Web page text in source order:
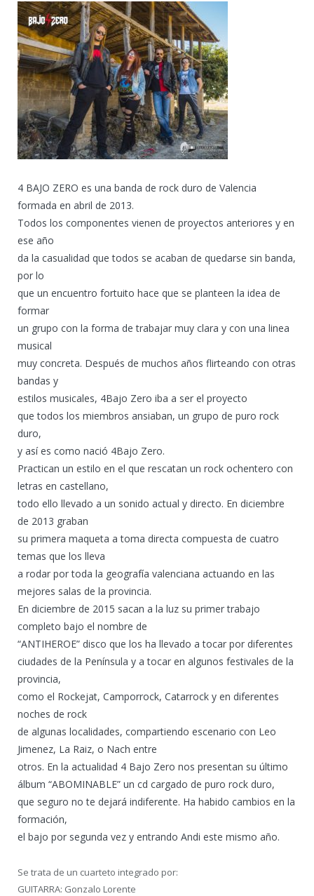
4 BAJO ZERO es una banda de rock duro de Valencia
formada en abril de 2013.
Todos los componentes vienen de proyectos anteriores y en
ese año
da la casualidad que todos se acaban de quedarse sin banda,
por lo
que un encuentro fortuito hace que se planteen la idea de
formar
un grupo con la forma de trabajar muy clara y con una linea
musical
muy concreta. Después de muchos años flirteando con otras
bandas y
estilos musicales, 4Bajo Zero iba a ser el proyecto
que todos los miembros ansiaban, un grupo de puro rock
duro,
y así es como nació 4Bajo Zero.
Practican un estilo en el que rescatan un rock ochentero con
letras en castellano,
todo ello llevado a un sonido actual y directo. En diciembre
de 2013 graban
su primera maqueta a toma directa compuesta de cuatro
temas que los lleva
a rodar por toda la geografía valenciana actuando en las
mejores salas de la provincia.
En diciembre de 2015 sacan a la luz su primer trabajo
completo bajo el nombre de
“ANTIHEROE” disco que los ha llevado a tocar por diferentes
ciudades de la Península y a tocar en algunos festivales de la
provincia,
como el Rockejat, Camporrock, Catarrock y en diferentes
noches de rock
de algunas localidades, compartiendo escenario con Leo
Jimenez, La Raiz, o Nach entre
otros. En la actualidad 4 Bajo Zero nos presentan su último
álbum “ABOMINABLE” un cd cargado de puro rock duro,
que seguro no te dejará indiferente. Ha habido cambios en la
formación,
el bajo por segunda vez y entrando Andi este mismo año.
Se trata de un cuarteto integrado por:
GUITARRA: Gonzalo Lorente